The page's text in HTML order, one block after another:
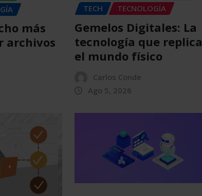
más
archivos
TECH
TECNOLOGÍA
Gemelos Digitales: La
tecnología que replica
el mundo físico
Carlos Conde
Ago 5, 2026